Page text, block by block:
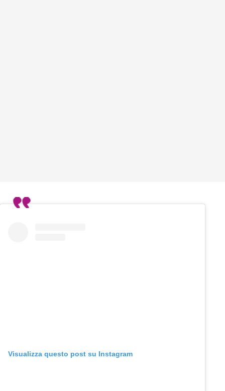
Visualizza questo post su Instagram